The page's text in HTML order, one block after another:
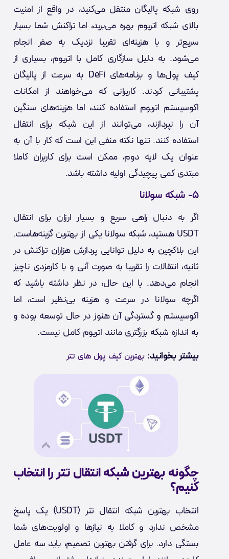
روی شبکه پالیگان منتقل می‌کنید، در واقع از امنیت
بالای شبکه اتریوم بهره می‌برید، اما تراکنش شما بسیار
سریع‌تر و با هزینه‌ای تقریبا نزدیک به صفر انجام
می‌شود. به دلیل سازگاری کامل با اتریوم، بسیاری از
کیف پول‌ها و برنامه‌های DeFi به سرعت از پالیگان
پشتیبانی کردند. کاربرانی که می‌خواهند از امکانات
اکوسیستم اتریوم استفاده کنند، اما هزینه‌های سنگین
آن را نپردازند، می‌توانند از این شبکه برای انتقال
استفاده کنند. تنها نکته منفی این است که کار با آن به
عنوان یک لایه دوم، ممکن است برای کاربران کاملا
مبتدی کمی پیچیدگی اولیه داشته باشد.
۵- شبکه سولانا
اگر به دنبال راهی سریع و بسیار ارزان برای انتقال
USDT هستید، شبکه سولانا یکی از بهترین گزینه‌هاست.
این بلاکچین به دلیل توانایی پردازش هزاران تراکنش در
ثانیه، انتقالات را تقریبا به صورت آنی و با کارمزدی ناچیز
انجام می‌دهد. با این حال، در نظر داشته باشید که
اگرچه سولانا در سرعت و هزینه بی‌نظیر است، اما
اکوسیستم و گستردگی آن هنوز در حال توسعه بوده و
به اندازه شبکه بزرگتری مانند اتریوم کامل نیست.
بیشتر بخوانید:بهترین کیف پول های تتر
چگونه بهترین شبکه انتقال تتر را انتخاب
کنیم؟
انتخاب بهترین شبکه انتقال تتر (USDT) یک پاسخ
مشخص ندارد و کاملا به نیازها و اولویت‌های شما
بستگی دارد. برای گرفتن بهترین تصمیم، باید سه عامل